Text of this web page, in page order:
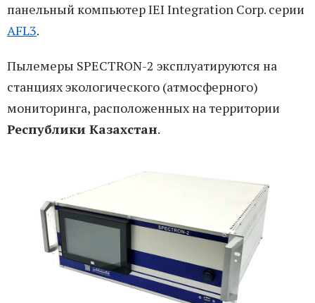
панельный компьютер IEI Integration Corp. серии
AFL3.
Пылемеры SPECTRON-2 эксплуатируются на
станциях экологического (атмосферного)
мониторинга, расположенных на территории
Республики Казахстан.